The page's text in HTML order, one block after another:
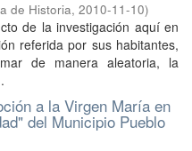
de Historia, 2010-11-10)
de la investigación aquí en
referida por sus habitantes,
de manera aleatoria, la
a la Virgen María en
del Municipio Pueblo